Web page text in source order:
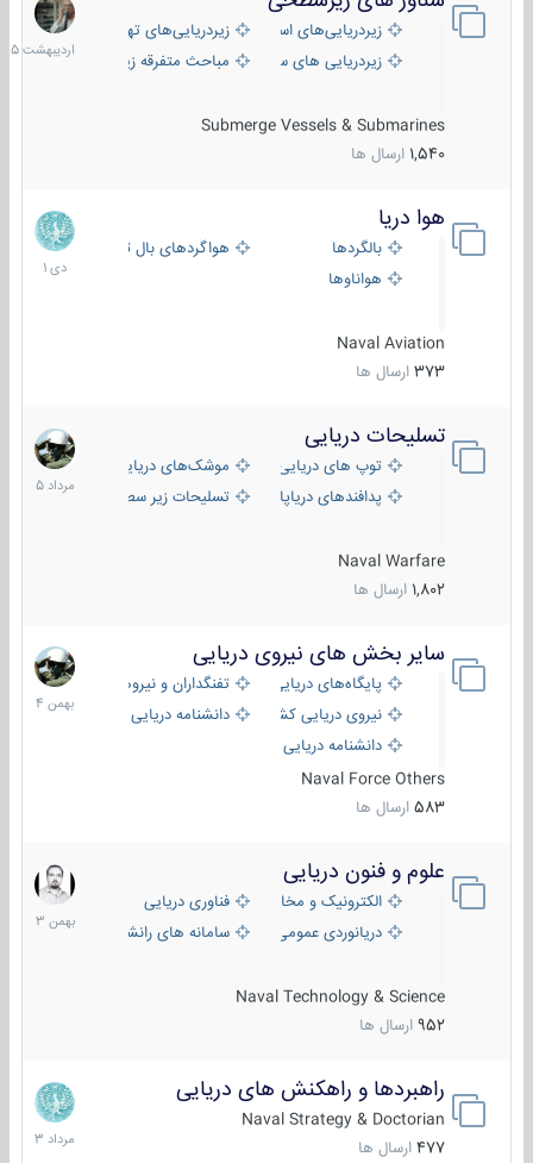
زیردریایی‌های استراتژیکزیردریایی‌های تهاجمی
زیردریایی های سبک
مباحث متفرقه زیرسطحی
Submerge Vessels & Submarines
1,540 ارسال ها
1405
هوا دریا
بالگردها
هواگردهای بال ثابت
هواناوها
Naval Aviation
373 ارسال ها
12
دی
1401
تسلیحات دریایی
توپ های دریایی
موشک‌های دریایی
پدافندهای دریاپایه
تسلیحات زیر سطحی
Naval Warfare
1,802 ارسال ها
2
مرداد
1405
سایر بخش های نیروی دریایی
پایگاه‌های دریایی
تفنگداران و نیروهای ویژه‌ی دریایی
نیروی دریایی کشورهای مختلفدانشنامه دریایی
دانشنامه دریایی کپی
Naval Force Others
583 ارسال ها
22
بهمن
1404
علوم و فنون دریایی
الکترونیک و مخابرات دریاییفناوری دریایی
دریانوردی عمومی
سامانه های رانشی دریایی
Naval Technology & Science
952 ارسال ها
6
بهمن
1403
راهبردها و راهکنش های دریایی
Naval Strategy & Doctorian
477 ارسال ها
2
مرداد
1403